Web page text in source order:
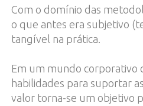
Com o domínio das
o que antes era subjetivo
tangível na prática.
Em um mundo corporativo
habilidades para suportar
valor torna-se um objetivo